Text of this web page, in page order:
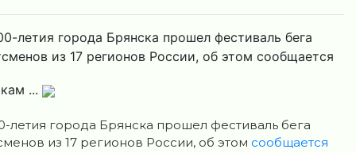
летия города Брянска прошел фестиваль бега
из 17 регионов России, об этом сообщается
...
летия города Брянска прошел фестиваль бега
из 17 регионов России, об этом сообщается